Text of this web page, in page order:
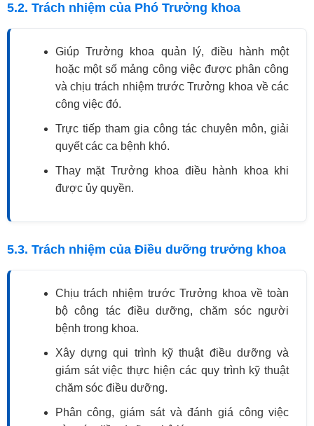
5.2. Trách nhiệm của Phó Trưởng khoa
Giúp Trưởng khoa quản lý, điều hành một
hoặc một số mảng công việc được phân công
và chịu trách nhiệm trước Trưởng khoa về các
công việc đó.
Trực tiếp tham gia công tác chuyên môn, giải
quyết các ca bệnh khó.
Thay mặt Trưởng khoa điều hành khoa khi
được ủy quyền.
5.3. Trách nhiệm của Điều dưỡng trưởng khoa
Chịu trách nhiệm trước Trưởng khoa về toàn
bộ công tác điều dưỡng, chăm sóc người
bệnh trong khoa.
Xây dựng qui trình kỹ thuật điều dưỡng và
giám sát việc thực hiện các quy trình kỹ thuật
chăm sóc điều dưỡng.
Phân công, giám sát và đánh giá công việc